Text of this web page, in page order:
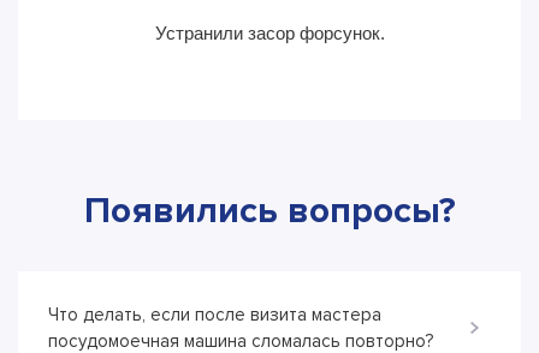
Устранили засор форсунок.
Появились вопросы?
Что делать, если после визита мастера
посудомоечная машина сломалась повторно?